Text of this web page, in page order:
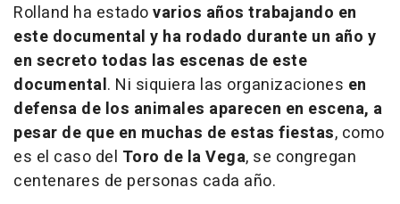
Rolland ha estadovarios años trabajando en
este documental y ha rodado durante un año y
en secreto todas las escenas de este
documental. Ni siquiera las organizaciones en
defensa de los animales aparecen en escena, a
pesar de que en muchas de estas fiestas, como
es el caso del Toro de la Vega, se congregan
centenares de personas cada año.